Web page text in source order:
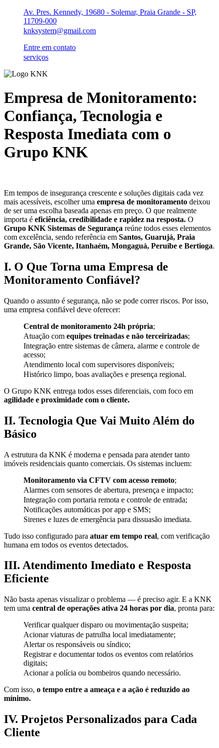
Av. Pres. Kennedy, 19680 - Solemar, Praia Grande - SP,
11709-000
knksystem@gmail.com
Entre em contato
serviços
Empresa de Monitoramento:
Confiança, Tecnologia e
Resposta Imediata com o
Grupo KNK
Em tempos de insegurança crescente e soluções digitais cada vez
mais acessíveis, escolher uma empresa de monitoramento deixou
de ser uma escolha baseada apenas em preço. O que realmente
importa é eficiência, credibilidade e rapidez na resposta. O
Grupo KNK Sistemas de Segurança reúne todos esses elementos
com excelência, sendo referência em Santos, Guarujá, Praia
Grande, São Vicente, Itanhaém, Mongaguá, Peruíbe e Bertioga.
I. O Que Torna uma Empresa de
Monitoramento Confiável?
Quando o assunto é segurança, não se pode correr riscos. Por isso,
uma empresa confiável deve oferecer:
Central de monitoramento 24h própria;
Atuação com equipes treinadas e não terceirizadas;
Integração entre sistemas de câmera, alarme e controle de
acesso;
Atendimento local com supervisores disponíveis;
Histórico limpo, boas avaliações e presença regional.
O Grupo KNK entrega todos esses diferenciais, com foco em
agilidade e proximidade com o cliente.
II. Tecnologia Que Vai Muito Além do
Básico
A estrutura da KNK é moderna e pensada para atender tanto
imóveis residenciais quanto comerciais. Os sistemas incluem:
Monitoramento via CFTV com acesso remoto;
Alarmes com sensores de abertura, presença e impacto;
Integração com portaria remota e controle de entrada;
Notificações automáticas por app e SMS;
Sirenes e luzes de emergência para dissuasão imediata.
Tudo isso configurado para atuar em tempo real, com verificação
humana em todos os eventos detectados.
III. Atendimento Imediato e Resposta
Eficiente
Não basta apenas visualizar o problema — é preciso agir. E a KNK
tem uma central de operações ativa 24 horas por dia, pronta para:
Verificar qualquer disparo ou movimentação suspeita;
Acionar viaturas de patrulha local imediatamente;
Alertar os responsáveis ou síndico;
Registrar e documentar todos os eventos com relatórios
digitais;
Acionar a polícia ou bombeiros quando necessário.
Com isso, o tempo entre a ameaça e a ação é reduzido ao
mínimo.
IV. Projetos Personalizados para Cada
Cliente